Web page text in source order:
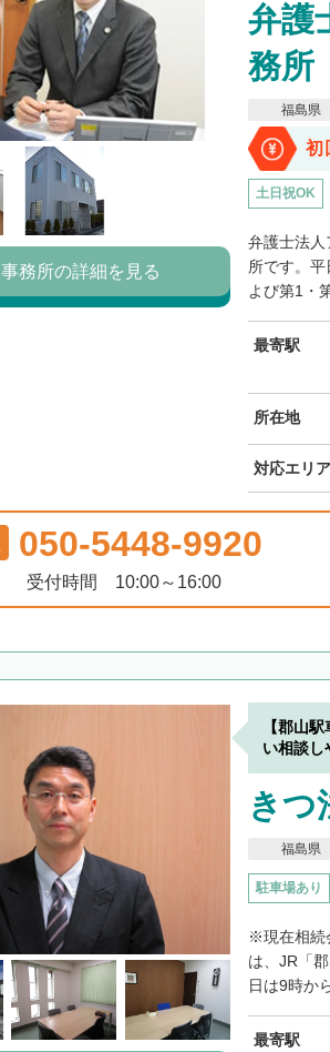
弁護
務所
福島県
初
土日祝OK
弁護士法人
所です。
よび第1・
最寄駅
所在地
対応エリア
事務所の詳細を見る
050-5448-9920
受付時間 10:00～16:00
【郡山
い相談し
きつ
福島県
駐車場あり
※現在相続
は、JR「
日は9時か
最寄駅